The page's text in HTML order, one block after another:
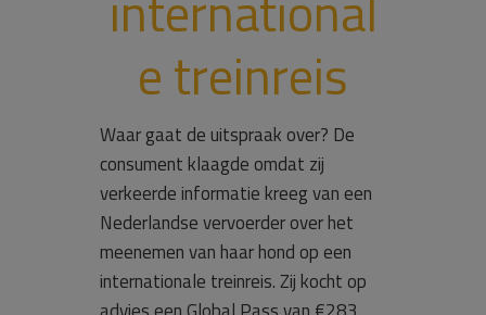
e treinreis
Waar gaat de uitspraak over? De
consument klaagde omdat zij
verkeerde informatie kreeg van een
Nederlandse vervoerder over het
meenemen van haar hond op een
internationale treinreis. Zij kocht op